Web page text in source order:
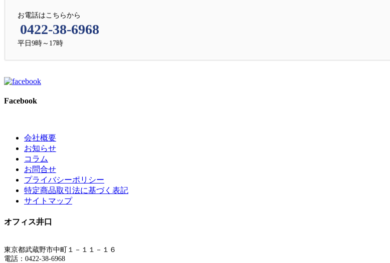
お電話はこちらから
0422-38-6968
平日9時～17時
Facebook
会社概要
お知らせ
コラム
お問合せ
プライバシーポリシー
特定商品取引法に基づく表記
サイトマップ
オフィス井口
東京都武蔵野市中町１－１１－１６
電話：0422-38-6968